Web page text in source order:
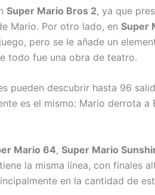
Super Mario Bros 2, ya que
Mario. Por otro lado, en Super
pero se le añade un
todo fue una obra de teatro.
pueden descubrir hasta 96
es el mismo: Mario derrota a
Mario 64, Super Mario
la misma línea, con finales
en la cantidad de